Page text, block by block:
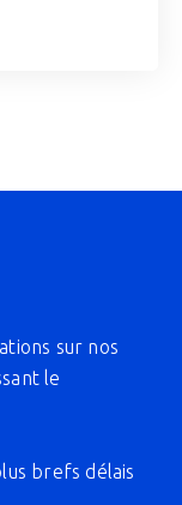
sur nos
le
brefs délais